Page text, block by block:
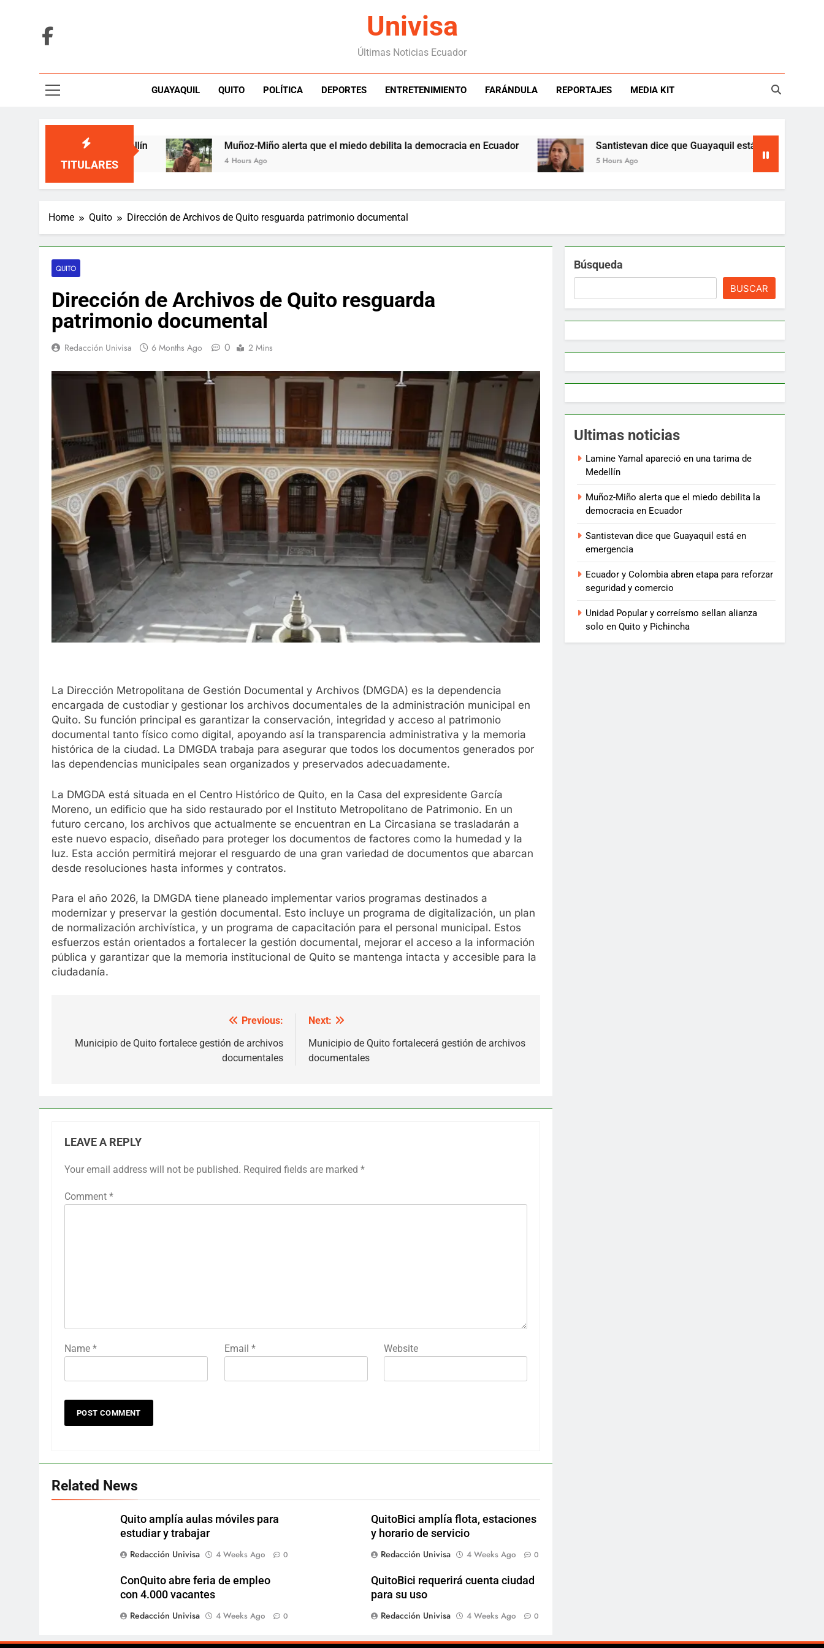
Univisa
Últimas Noticias Ecuador
GUAYAQUIL QUITO POLÍTICA DEPORTES ENTRETENIMIENTO FARÁNDULA REPORTAJES MEDIA KIT
TITULARES
tarima de Medellín Muñoz-Miño alerta que el miedo debilita la democracia en Ecuador
4 Hours Ago
Santistevan dice que Guayaquil está en emergencia
5 Hours Ago
Home Quito Dirección de Archivos de Quito resguarda patrimonio documental
QUITO
Dirección de Archivos de Quito resguarda
patrimonio documental
Redacción Univisa 6 Months Ago 0 2 Mins
La Dirección Metropolitana de Gestión Documental y Archivos (DMGDA) es la dependencia
encargada de custodiar y gestionar los archivos documentales de la administración municipal en
Quito. Su función principal es garantizar la conservación, integridad y acceso al patrimonio
documental tanto físico como digital, apoyando así la transparencia administrativa y la memoria
histórica de la ciudad. La DMGDA trabaja para asegurar que todos los documentos generados por
las dependencias municipales sean organizados y preservados adecuadamente.
La DMGDA está situada en el Centro Histórico de Quito, en la Casa del expresidente García
Moreno, un edificio que ha sido restaurado por el Instituto Metropolitano de Patrimonio. En un
futuro cercano, los archivos que actualmente se encuentran en La Circasiana se trasladarán a
este nuevo espacio, diseñado para proteger los documentos de factores como la humedad y la
luz. Esta acción permitirá mejorar el resguardo de una gran variedad de documentos que abarcan
desde resoluciones hasta informes y contratos.
Para el año 2026, la DMGDA tiene planeado implementar varios programas destinados a
modernizar y preservar la gestión documental. Esto incluye un programa de digitalización, un plan
de normalización archivística, y un programa de capacitación para el personal municipal. Estos
esfuerzos están orientados a fortalecer la gestión documental, mejorar el acceso a la información
pública y garantizar que la memoria institucional de Quito se mantenga intacta y accesible para la
ciudadanía.
navigation
Previous:
Municipio de Quito fortalece gestión de archivos
documentales
Next:
Municipio de Quito fortalecerá gestión de archivos
documentales
LEAVE A REPLY
Your email address will not be published. Required fields are marked *
Comment *
Name * Email * Website
Related News
Quito amplía aulas móviles para
estudiar y trabajar
Redacción Univisa
4 Weeks Ago 0
QuitoBici amplía flota, estaciones
y horario de servicio
Redacción Univisa
4 Weeks Ago 0
ConQuito abre feria de empleo
con 4.000 vacantes
Redacción Univisa
4 Weeks Ago 0
QuitoBici requerirá cuenta ciudad
para su uso
Redacción Univisa
4 Weeks Ago 0
Búsqueda
BUSCAR
Ultimas noticias
Lamine Yamal apareció en una tarima de
Medellín
Muñoz-Miño alerta que el miedo debilita la
democracia en Ecuador
Santistevan dice que Guayaquil está en
emergencia
Ecuador y Colombia abren etapa para reforzar
seguridad y comercio
Unidad Popular y correísmo sellan alianza
solo en Quito y Pichincha